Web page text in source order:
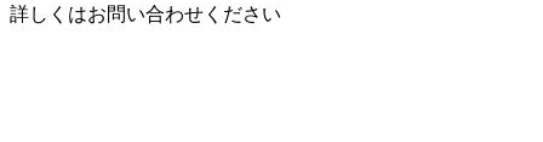
詳しくはお問い合わせください